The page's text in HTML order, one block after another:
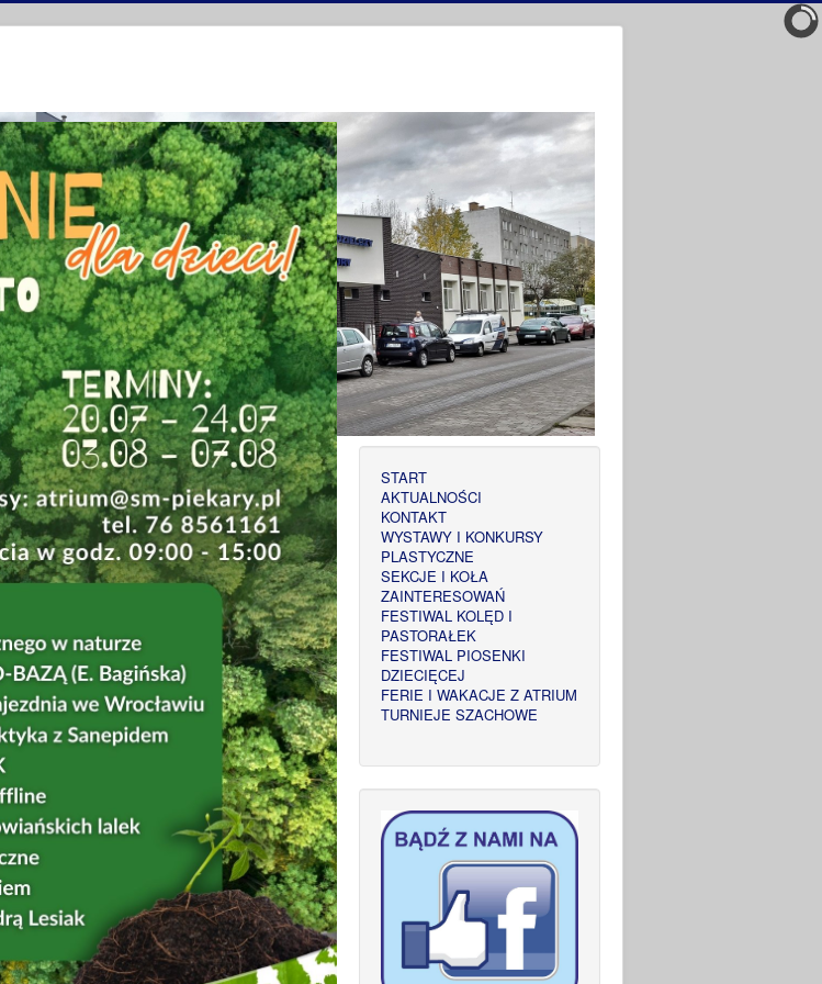
START
AKTUALNOŚCI
KONTAKT
WYSTAWY I KONKURSY
PLASTYCZNE
SEKCJE I KOŁA
ZAINTERESOWAŃ
FESTIWAL KOLĘD I
PASTORAŁEK
FESTIWAL PIOSENKI
DZIECIĘCEJ
FERIE I WAKACJE Z ATRIUM
TURNIEJE SZACHOWE